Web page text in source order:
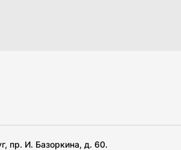
пр. И. Базоркина, д. 60.